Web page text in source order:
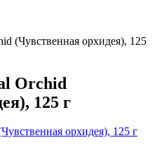
(Чувственная орхидея), 125
Orchid
125 г